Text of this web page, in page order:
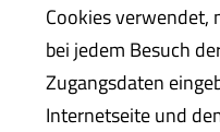
Cookies verwendet,
bei jedem Besuch
Zugangsdaten
Internetseite und